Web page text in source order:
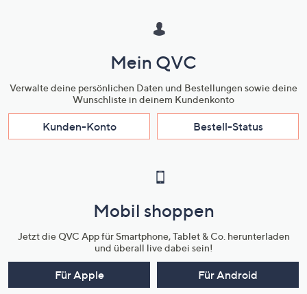
Mein QVC
Verwalte deine persönlichen Daten und Bestellungen sowie deine
Wunschliste in deinem Kundenkonto
Kunden-Konto Bestell-Status
Mobil shoppen
Jetzt die QVC App für Smartphone, Tablet & Co. herunterladen
und überall live dabei sein!
Für Apple Für Android